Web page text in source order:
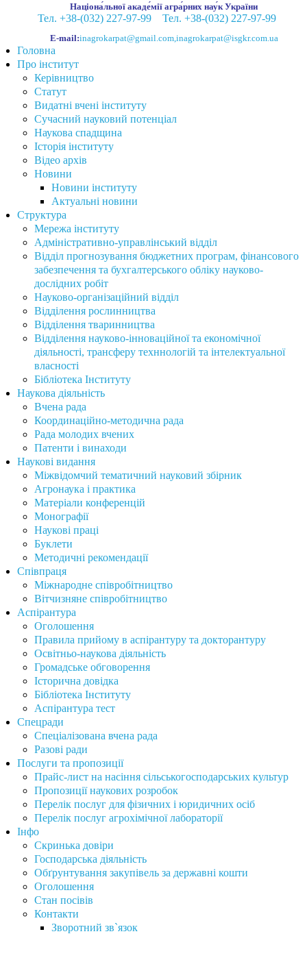
Націона́льної акаде́мії агра́рних нау́к України
Тел. +38-(032) 227-97-99 Тел. +38-(032) 227-97-99
E-mail:inagrokarpat@gmail.com, inagrokarpat@isgkr.com.ua
Головна
Про інститут
Керівництво
Статут
Видатні вчені інституту
Сучасний науковий потенціал
Наукова спадщина
Історія інституту
Відео архів
Новини
Новини інституту
Актуальні новини
Структура
Мережа інституту
Адміністративно-управлінський відділ
Відділ прогнозування бюджетних програм, фінансового
забезпечення та бухгалтерського обліку науково-
дослідних робіт
Науково-організаційний відділ
Відділення рослинництва
Відділення тваринництва
Відділення науково-інноваційної та економічної
діяльності, трансферу техннологій та інтелектуальної
власності
Бібліотека Інституту
Наукова діяльність
Вчена рада
Координаційно-методична рада
Рада молодих вчених
Патенти і винаходи
Наукові видання
Міжвідомчий тематичний науковий збірник
Агронаука і практика
Матеріали конференцій
Монографії
Наукові праці
Буклети
Методичні рекомендації
Співпраця
Міжнародне співробітництво
Вітчизняне співробітництво
Аспірантура
Оголошення
Правила прийому в аспірантуру та докторантуру
Освітньо-наукова діяльність
Громадське обговорення
Історична довідка
Бібліотека Інституту
Аспірантура тест
Спецради
Спеціалізована вчена рада
Разові ради
Послуги та пропозиції
Прайс-лист на насіння сільськогосподарських культур
Пропозиції наукових розробок
Перелік послуг для фізичних і юридичних осіб
Перелік послуг агрохімічної лабораторії
Інфо
Скринька довіри
Господарська діяльність
Обґрунтування закупівель за державні кошти
Оголошення
Стан посівів
Контакти
Зворотний зв`язок